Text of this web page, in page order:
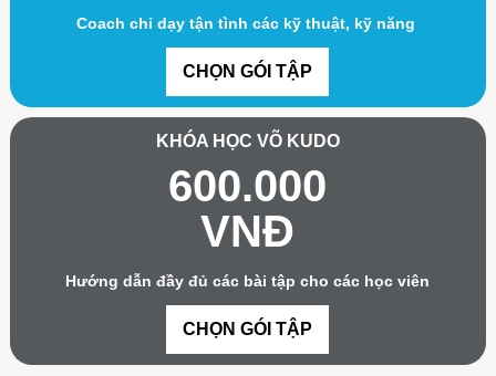
Coach chỉ dạy tận tình các kỹ thuật, kỹ năng
CHỌN GÓI TẬP
KHÓA HỌC VÕ KUDO
600.000
VNĐ
Hướng dẫn đầy đủ các bài tập cho các học viên
CHỌN GÓI TẬP